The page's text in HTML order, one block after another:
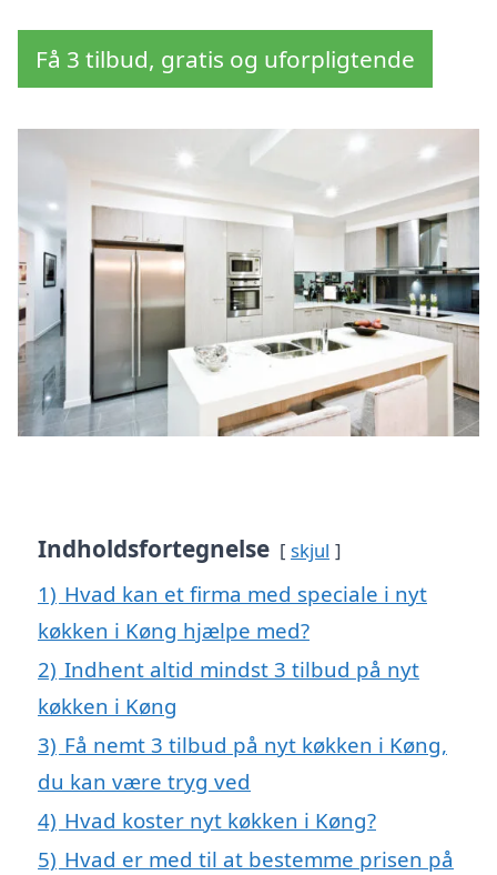
Få 3 tilbud, gratis og uforpligtende
Indholdsfortegnelse skjul
1) Hvad kan et firma med speciale i nyt
køkken i Køng hjælpe med?
2) Indhent altid mindst 3 tilbud på nyt
køkken i Køng
3) Få nemt 3 tilbud på nyt køkken i Køng,
du kan være tryg ved
4) Hvad koster nyt køkken i Køng?
5) Hvad er med til at bestemme prisen på